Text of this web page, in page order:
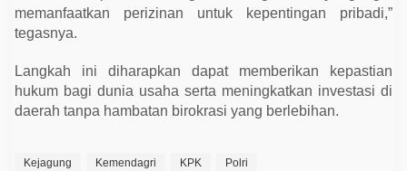
memanfaatkan perizinan untuk kepentingan pribadi,”
tegasnya.
Langkah ini diharapkan dapat memberikan kepastian
hukum bagi dunia usaha serta meningkatkan investasi di
daerah tanpa hambatan birokrasi yang berlebihan.
Kejagung Kemendagri KPK Polri